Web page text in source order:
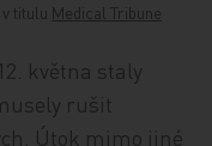
titulu Medical Tribune
května staly
rušit
Útok mimo jiné